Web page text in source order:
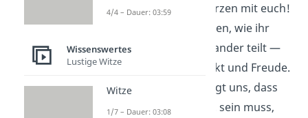
freuen uns von Herzen mit euch!
Es ist schön zu sehen, wie ihr
euer
miteinander teilt —
voller Liebe, Respekt und Freude.
Liebes Paar, ihr zeigt uns, dass
Liebe nicht
sein muss,
4/4 – Dauer: 03:59
Wissenswertes
Lustige Witze
Witze
1/7 – Dauer: 03:08